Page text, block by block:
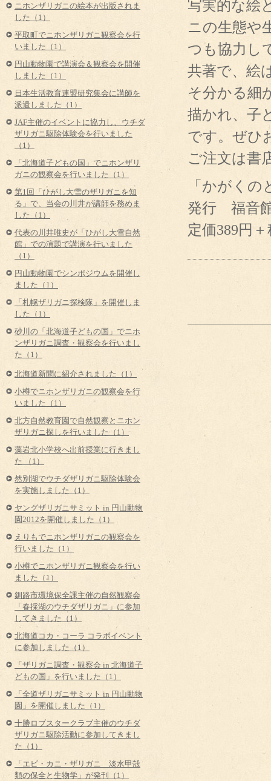
写実的な絵
ニの生態や
つも協力し
共著で、絵
そ分かる細
描かれ、子
です。ぜひ
ご注文は書
「かがく
発行 福音
定価389円＋
ニホンザリガニの絵本が出版されま
した（1）
平取町でニホンザリガニ観察会を行
いました（1）
円山動物園で講演会＆観察会を開催
しました（1）
日本生活教育連盟研究集会に講師を
派遣しました（1）
JAF主催のイベントに協力し、ウチダ
ザリガニ駆除体験会を行いました
（1）
「北海道子どもの国」でニホンザリ
ガニの観察会を行いました（1）
第1回「ひがし大雪のザリガニを知
る」で、当会の川井が講師を務めま
した（1）
代表の川井唯史が「ひがし大雪自然
館」での演題で講演を行いました
（1）
円山動物園でシンポジウムを開催し
ました（1）
「札幌ザリガニ探検隊」を開催しま
した（1）
砂川の「北海道子どもの国」でニホ
ンザリガニ調査・観察会を行いまし
た（1）
北海道新聞に紹介されました（1）
小樽でニホンザリガニの観察会を行
いました（1）
北方自然教育園で自然観察とニホン
ザリガニ探しを行いました（1）
藻岩北小学校へ出前授業に行きまし
た （1）
然別湖でウチダザリガニ駆除体験会
を実施しました（1）
ヤングザリガニサミット in 円山動物
園2012を開催しました（1）
えりもでニホンザリガニの観察会を
行いました（1）
小樽でニホンザリガニ観察会を行い
ました（1）
釧路市環境保全課主催の自然観察会
「春採湖のウチダザリガニ」に参加
してきました（1）
北海道コカ・コーラ コラボイベント
に参加しました（1）
「ザリガニ調査・観察会 in 北海道子
どもの国」を行いました（1）
「全道ザリガニサミット in 円山動物
園」を開催しました（1）
十勝ロブスタークラブ主催のウチダ
ザリガニ駆除活動に参加してきまし
た（1）
「エビ・カニ・ザリガニ 淡水甲殻
類の保全と生物学」が発刊（1）